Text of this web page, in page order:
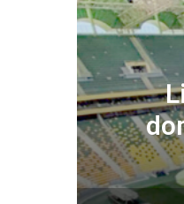
Sport
16 septembre 2024
(saison
Hocine
Ouzou